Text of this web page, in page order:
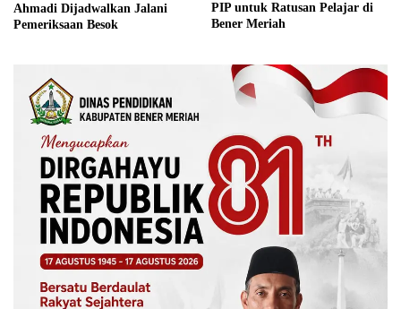
Ahmadi Dijadwalkan Jalani
Pemeriksaan Besok
PIP untuk Ratusan Pelajar di
Bener Meriah